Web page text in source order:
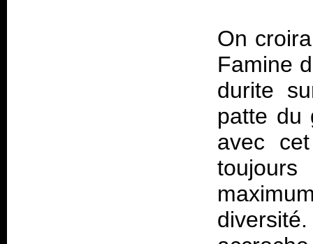
On
Famine
durite
patte du
avec